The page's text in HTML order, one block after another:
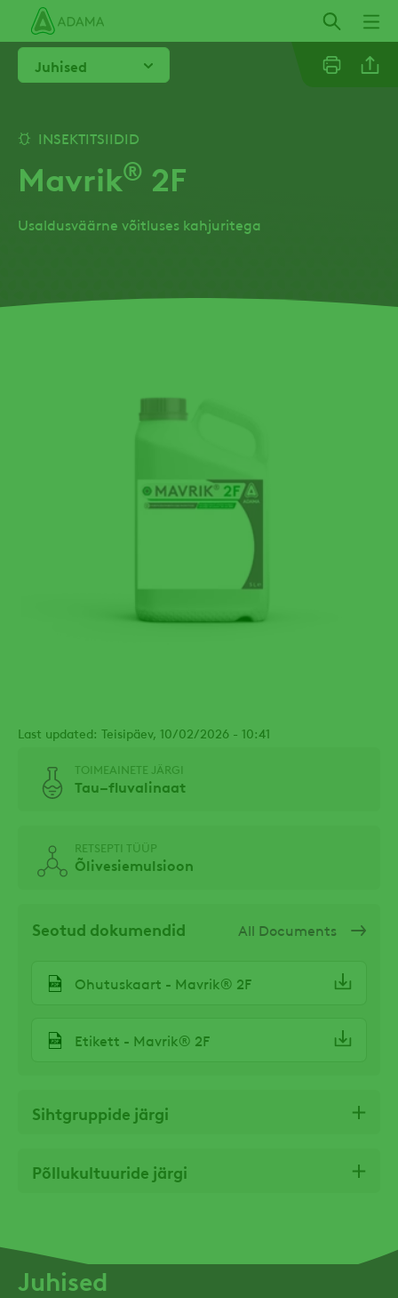
edasi
põhisisu
juurdeJuhised
INSEKTITSIIDID
Mavrik® 2F
Usaldusväärne võitluses kahjuritega
Last updated: Teisipäev, 10/02/2026 - 10:41
TOIMEAINETE JÄRGI
Tau–fluvalinaat
RETSEPTI TÜÜP
Õlivesiemulsioon
Seotud dokumendid All Documents
Ohutuskaart - Mavrik® 2F
Etikett - Mavrik® 2F
Sihtgruppide järgi
Põllukultuuride järgi
Juhised